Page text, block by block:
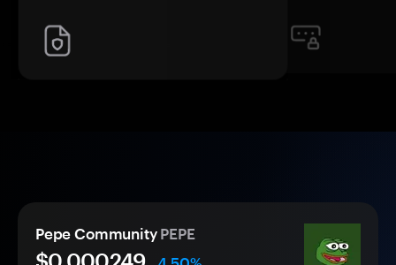
Pepe Community PEPE